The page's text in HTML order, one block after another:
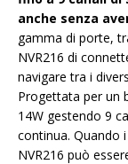
anche senza
gamma di porte,
NVR216 di
navigare tra i
Progettata per un
14W gestendo 9
continua. Quando
NVR216 può